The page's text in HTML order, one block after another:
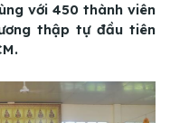
với 450 thành viên
thập tự đầu tiên